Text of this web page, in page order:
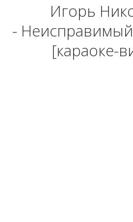
Игорь
-
[караоке-